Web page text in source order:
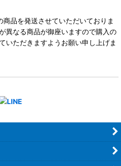
品を発送させていただいておりま
異なる商品が御座いますので購入の
いただきますようお願い申し上げま